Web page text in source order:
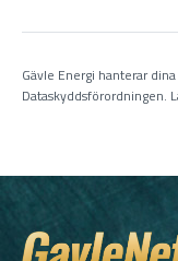
Gävle Energi hanterar
Dataskyddsförordningen.